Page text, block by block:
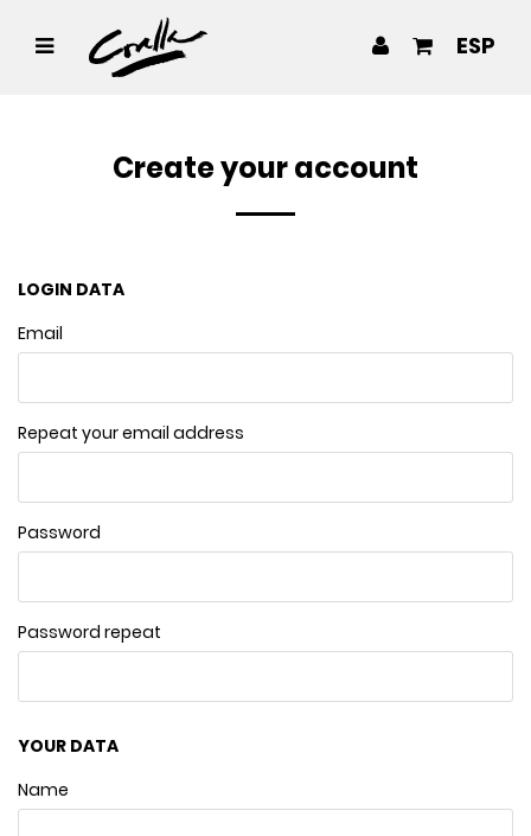
ESP
Create your account
LOGIN DATA
Email
Repeat your email address
Password
Password repeat
YOUR DATA
Name